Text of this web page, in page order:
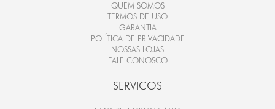
QUEM SOMOS
TERMOS DE USO
GARANTIA
POLÍTICA DE PRIVACIDADE
NOSSAS LOJAS
FALE CONOSCO
SERVICOS